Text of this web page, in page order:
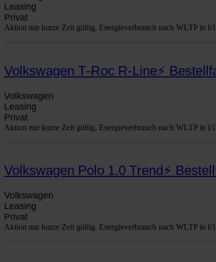
Lea­sing
Pri­vat
Akti­on nur kur­ze Zeit gül­tig. Ener­gie­ver­brauch nach WLTP in
Volkswagen T‑Roc R‑Line⚡
Volks­wa­gen
Lea­sing
Pri­vat
Akti­on nur kur­ze Zeit gül­tig. Ener­gie­ver­brauch nach WLTP in
Volkswagen Polo 1.0 Trend⚡
Volks­wa­gen
Lea­sing
Pri­vat
Akti­on nur kur­ze Zeit gül­tig. Ener­gie­ver­brauch nach WLTP in